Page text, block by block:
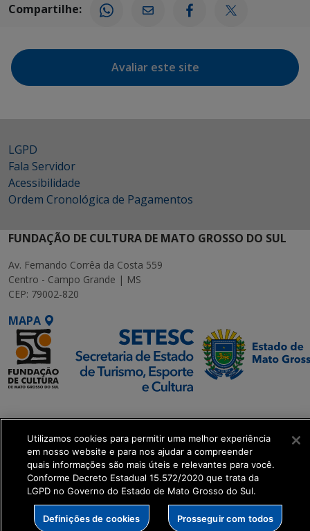
Compartilhe:
Avaliar este site
LGPD
Fala Servidor
Acessibilidade
Ordem Cronológica de Pagamentos
FUNDAÇÃO DE CULTURA DE MATO GROSSO DO SUL
Av. Fernando Corrêa da Costa 559
Centro - Campo Grande | MS
CEP: 79002-820
MAPA
Executiva de
Transformação Digital
get_footer();
Utilizamos cookies para permitir uma melhor experiência
em nosso website e para nos ajudar a compreender
quais informações são mais úteis e relevantes para você.
Conforme Decreto Estadual 15.572/2020 que trata da
LGPD no Governo do Estado de Mato Grosso do Sul.
Definições de cookies Prosseguir com todos